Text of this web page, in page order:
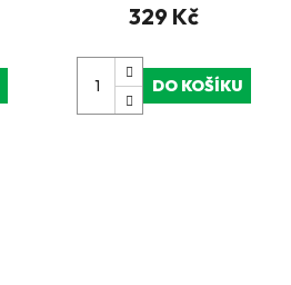
329 Kč
DO KOŠÍKU